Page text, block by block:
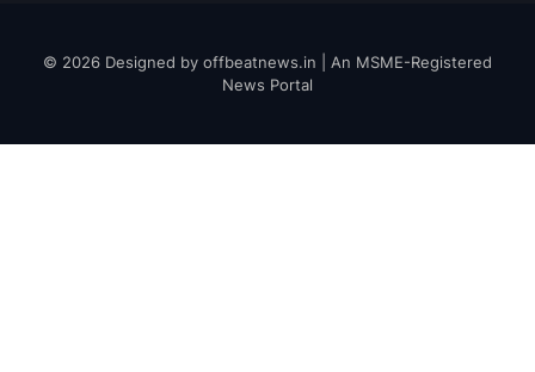
© 2026 Designed by offbeatnews.in | An MSME-Registered
News Portal